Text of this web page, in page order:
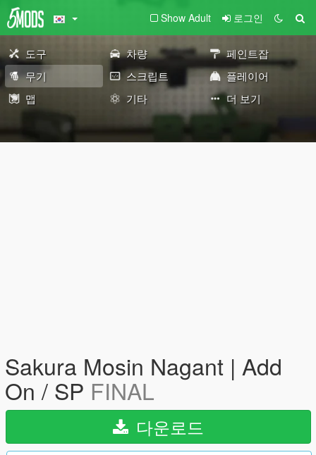
Show Adult 로그인
도구 차량
페인트잡
무기
스크립트
플레이어
맵
기타 더 보기
Sakura Mosin Nagant | Add
On / SP FINAL
다운로드